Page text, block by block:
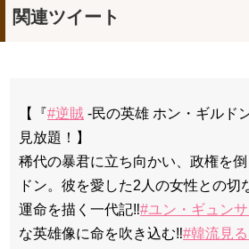
関連ツイート
【『#逆賊 -民の英雄 ホン・ギルド
見放題！】
稀代の暴君に立ち向かい、政権を
ドン。彼を愛した2人の女性との切
運命を描く一代記‼️#ユン・ギュン
な英雄像に命を吹き込む‼️#韓流見